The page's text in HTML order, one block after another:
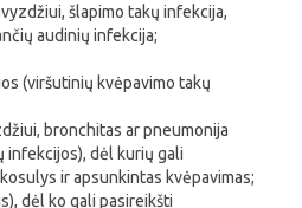
šlapimo takų infekcija,
audinių infekcija;
(viršutinių kvėpavimo takų
bronchitas ar pneumonija
infekcijos), dėl kurių gali
ir apsunkintas kvėpavimas;
dėl ko gali pasireikšti